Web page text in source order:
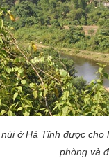
ở Hà Tĩnh được
phòng và